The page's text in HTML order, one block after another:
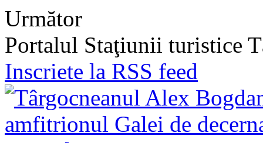
Următor
Portalul Staţiunii turistice
Inscriete la RSS feed